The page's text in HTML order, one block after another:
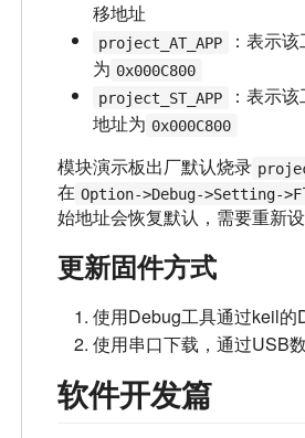
移地址
project_AT_APP
：表示
为 0x000C800
project_ST_APP
：表示
地址为 0x000C800
模块演示板出厂默认烧录
在 Option->Debug->Setting-
始地址会恢复默认，需要重新设
更新固件方式
使用Debug工具通过keil
使用串口下载，通过USB
软件开发篇